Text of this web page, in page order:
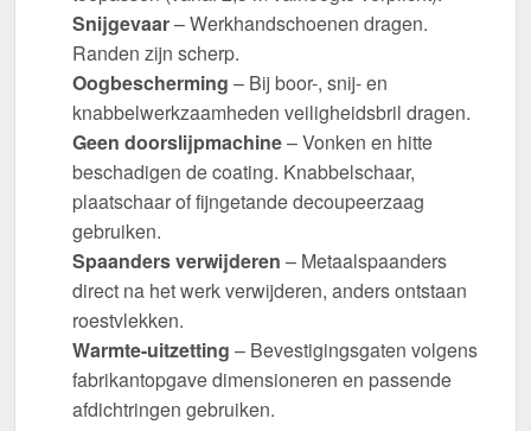
Snijgevaar– Werkhandschoenen dragen.
Randen zijn scherp.
Oogbescherming – Bij boor-, snij- en
knabbelwerkzaamheden veiligheidsbril dragen.
Geen doorslijpmachine– Vonken en hitte
beschadigen de coating. Knabbelschaar,
plaatschaar of fijngetande decoupeerzaag
gebruiken.
Spaanders verwijderen – Metaalspaanders
direct na het werk verwijderen, anders ontstaan
roestvlekken.
Warmte-uitzetting – Bevestigingsgaten volgens
fabrikantopgave dimensioneren en passende
afdichtringen gebruiken.